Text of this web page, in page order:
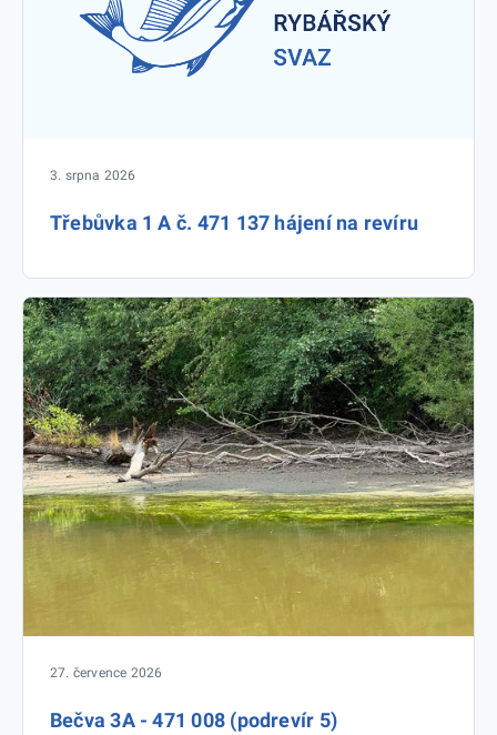
3. srpna 2026
Třebůvka 1 A č. 471 137 hájení na revíru
27. července 2026
Bečva 3A - 471 008 (podrevír 5)